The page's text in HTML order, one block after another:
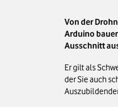
Von der
Arduino
Ausschnitt
Er gilt als
der Sie auch